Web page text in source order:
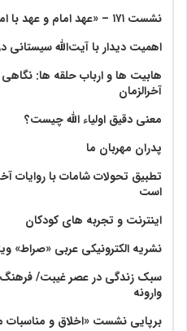
نشست ۱۷۱ – «عهد امام و عهد با امام عصر(عج)»
اهمیت دیدار با آیت‌الله سیستانی
هابیت ها و ارباب حلقه ها:
آخرالزمان
معنی دقیق اولیاء الله چیست؟
پدران مهربان ما
تطبیق تحولات شامات با روایات
است
اینترنت و تجربه های کودکان
نشریه الکترونیکی عربی «صراط»
سبک زندگی در عصر غیبت/ فرهنگ
وارونه
برپایی نشست «اخلاق و مناسبات